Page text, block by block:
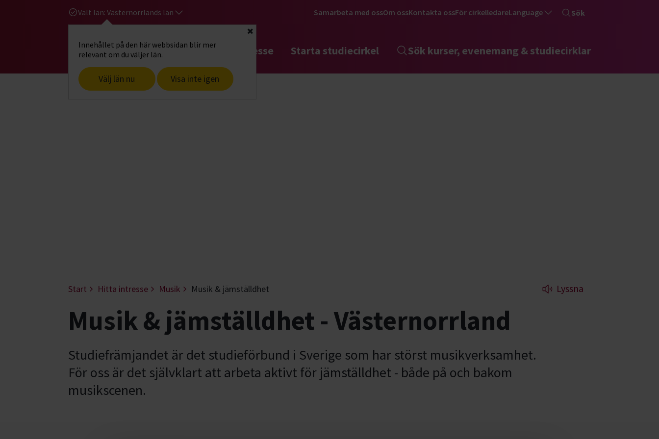
Valt län: Västernorrlands län
Innehållet på den här webbsidan blir mer
relevant om du väljer län.
Välj län nu Visa inte igen
Stäng
Samarbeta med ossOm ossKontakta ossFör cirkelledareLanguage Sök
Gå till studiefrämjandets startsidaHitta intresse Starta studiecirkel Sök kurser, evenemang & studiecirklar
Start Hitta intresse Musik Musik & jämställdhet Lyssna
Musik & jämställdhet - Västernorrland
Studiefrämjandet är det studieförbund i Sverige som har störst musikverksamhet.
För oss är det självklart att arbeta aktivt för jämställdhet - både på och bakom
musikscenen.